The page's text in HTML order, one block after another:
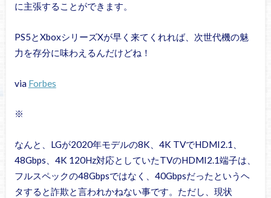
に主張することができます。
PS5とXboxシリーズXが早く来てくれれば、次世代機の魅
力を存分に味わえるんだけどね！
via Forbes
※
なんと、LGが2020年モデルの8K、4K TVでHDMI2.1、
48Gbps、4K 120Hz対応としていたTVのHDMI2.1端子は、
フルスペックの48Gbpsではなく、40Gbpsだったというヘ
タすると詐欺と言われかねない事です。ただし、現状